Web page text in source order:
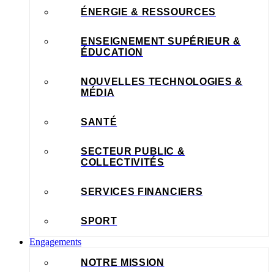
ÉNERGIE & RESSOURCES
ENSEIGNEMENT SUPÉRIEUR &
ÉDUCATION
NOUVELLES TECHNOLOGIES &
MÉDIA
SANTÉ
SECTEUR PUBLIC &
COLLECTIVITÉS
SERVICES FINANCIERS
SPORT
Engagements
NOTRE MISSION